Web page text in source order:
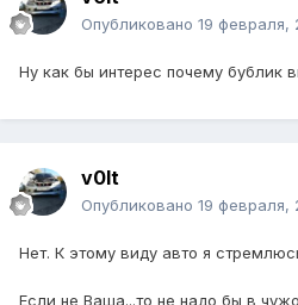
Опубликовано 19 февраля,
Ну как бы интерес почему бублик
v0lt
Опубликовано 19 февраля,
Нет. К этому виду авто я
Если не Ваша...то не надо бы в